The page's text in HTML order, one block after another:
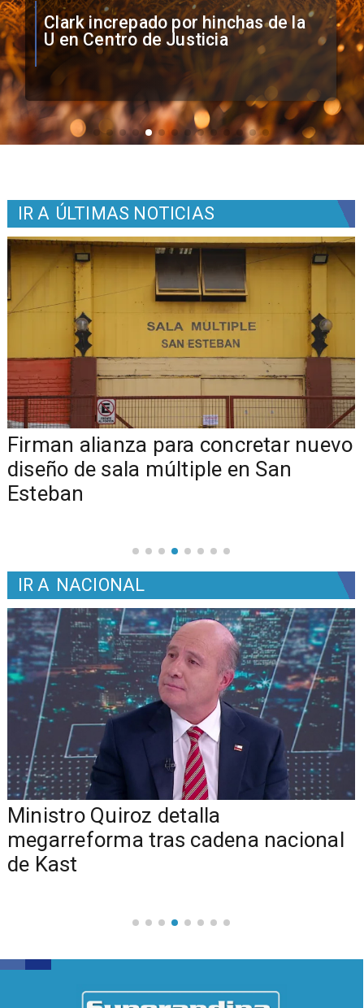
Vozinha firma contrato con Colo
Colo como nuevo arquero
IR A ÚLTIMAS NOTICIAS
​​Firman alianza para concretar nuevo
diseño de sala múltiple en San
Esteban
IR A NACIONAL
Ministro Quiroz detalla
megarreforma tras cadena nacional
de Kast